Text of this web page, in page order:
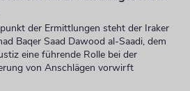
der Ermittlungen steht der Iraker
Baqer Saad Dawood al-Saadi, dem
eine führende Rolle bei der
von Anschlägen vorwirft